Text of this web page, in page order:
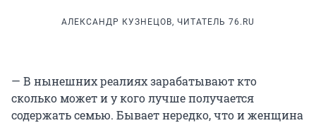
АЛЕКСАНДР КУЗНЕЦОВ, ЧИТАТЕЛЬ 76.RU
— В нынешних реалиях зарабатывают кто
сколько может и у кого лучше получается
содержать семью. Бывает нередко, что и женщина